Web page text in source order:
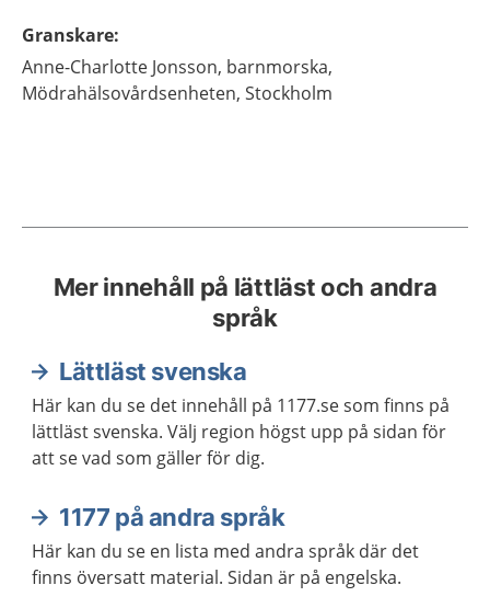
Granskare:
Anne-Charlotte Jonsson, barnmorska,
Mödrahälsovårdsenheten, Stockholm
Mer innehåll på lättläst och andra
språk
Lättläst svenska
Här kan du se det innehåll på 1177.se som finns på
lättläst svenska. Välj region högst upp på sidan för
att se vad som gäller för dig.
1177 på andra språk
Här kan du se en lista med andra språk där det
finns översatt material. Sidan är på engelska.